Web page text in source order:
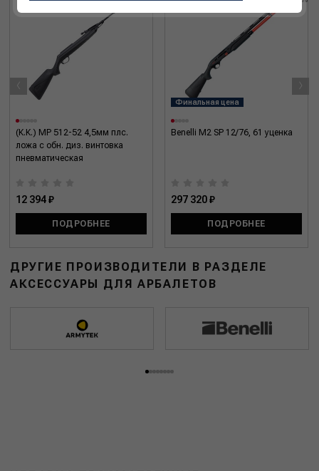
(К.К.) МР 512-52 4,5мм плс.
ложа с обн. диз. винтовка
пневматическая
12 394 ₽
ПОДРОБНЕЕ
Финальная цена
Benelli M2 SP 12/76, 61 уценка
297 320 ₽
ПОДРОБНЕЕ
‹ ›
ДРУГИЕ ПРОИЗВОДИТЕЛИ В РАЗДЕЛЕ
АКСЕССУАРЫ ДЛЯ АРБАЛЕТОВ